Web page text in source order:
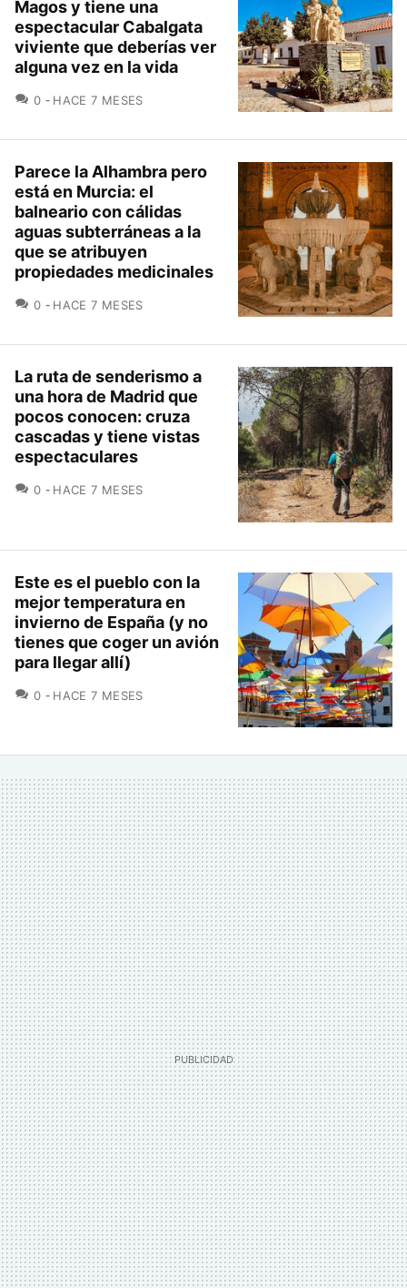
Magos y tiene una
espectacular Cabalgata
viviente que deberías ver
alguna vez en la vida
0 COMENTARIOS
HACE 7 MESES
Parece la Alhambra pero
está en Murcia: el
balneario con cálidas
aguas subterráneas a la
que se atribuyen
propiedades medicinales
0 COMENTARIOS
HACE 7 MESES
La ruta de senderismo a
una hora de Madrid que
pocos conocen: cruza
cascadas y tiene vistas
espectaculares
0 COMENTARIOS
HACE 7 MESES
Este es el pueblo con la
mejor temperatura en
invierno de España (y no
tienes que coger un avión
para llegar allí)
0 COMENTARIOS
HACE 7 MESES